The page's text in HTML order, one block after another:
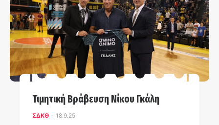
Τιμητική Βράβευση Νίκου Γκάλη
ΣΔΚΘ - 18.9.25